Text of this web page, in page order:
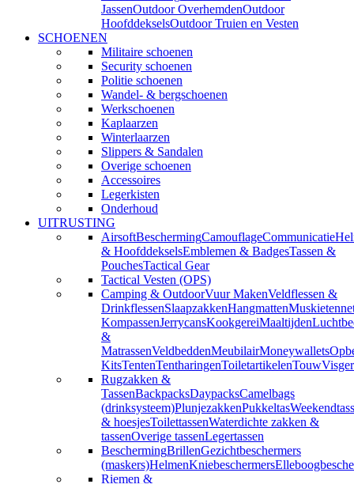
JassenOutdoor OverhemdenOutdoor
HoofddekselsOutdoor Truien en Vesten
SCHOENEN
Militaire schoenen
Security schoenen
Politie schoenen
Wandel- & bergschoenen
Werkschoenen
Kaplaarzen
Winterlaarzen
Slippers & Sandalen
Overige schoenen
Accessoires
Legerkisten
Onderhoud
UITRUSTING
AirsoftBeschermingCamouflageCommunicatie
& HoofddekselsEmblemen & BadgesTassen &
PouchesTactical Gear
Tactical Vesten (OPS)
Camping & OutdoorVuur MakenVeldflessen &
DrinkflessenSlaapzakkenHangmatten
KompassenJerrycansKookgereiMaaltijden
&
MatrassenVeldbeddenMeubilairMoneywallets
KitsTentenTentharingenToiletartikelenTouw
Rugzakken &
TassenBackpacksDaypacksCamelbags
(drinksysteem)PlunjezakkenPukkeltas
& hoesjesToilettassenWaterdichte zakken &
tassenOverige tassenLegertassen
BeschermingBrillenGezichtbeschermers
(maskers)HelmenKniebeschermers
Riemen &